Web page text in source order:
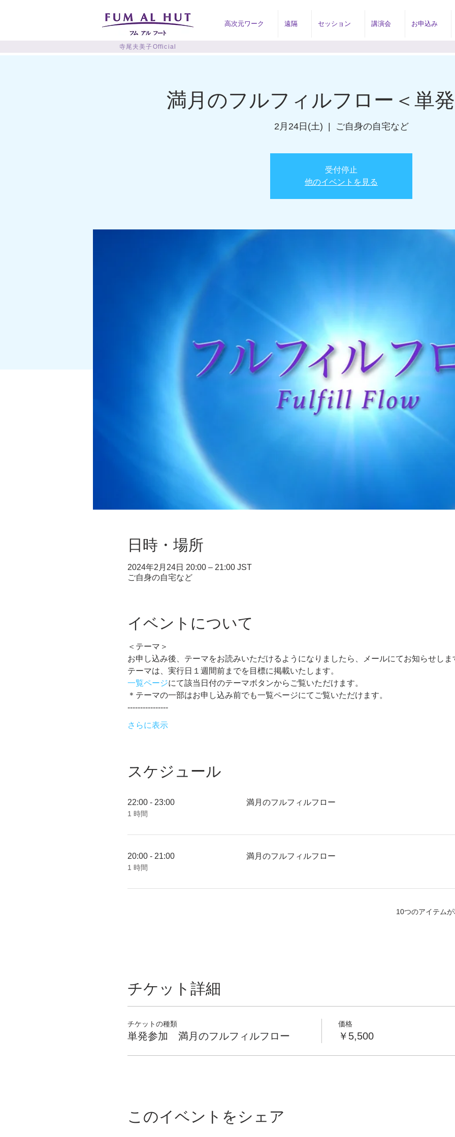
高次元ワーク 遠隔 セッション 講演会 お申込み
寺尾夫美子Official
満月のフルフィルフロー＜単
2月24日(土) ご自身の自宅など
受付停止
他のイベントを見る
日時・場所
2024年2月24日 20:00 – 21:00 JST
ご自身の自宅など
イベントについて
＜テーマ＞
お申し込み後、テーマをお読みいただけるようになりましたら、メールにてお知らせしま
テーマは、実行日１週間前までを目標に掲載いたします。
一覧ページにて該当日付のテーマボタンからご覧いただけます。
＊テーマの一部はお申し込み前でも一覧ページにてご覧いただけます。
----------------
さらに表示
スケジュール
22:00 - 23:00
1 時間
満月のフルフィルフロー
20:00 - 21:00
1 時間
満月のフルフィルフロー
10つのアイテム
チケット詳細
チケットの種類
単発参加 満月のフルフィルフロー
価格
￥5,500
このイベントをシェア